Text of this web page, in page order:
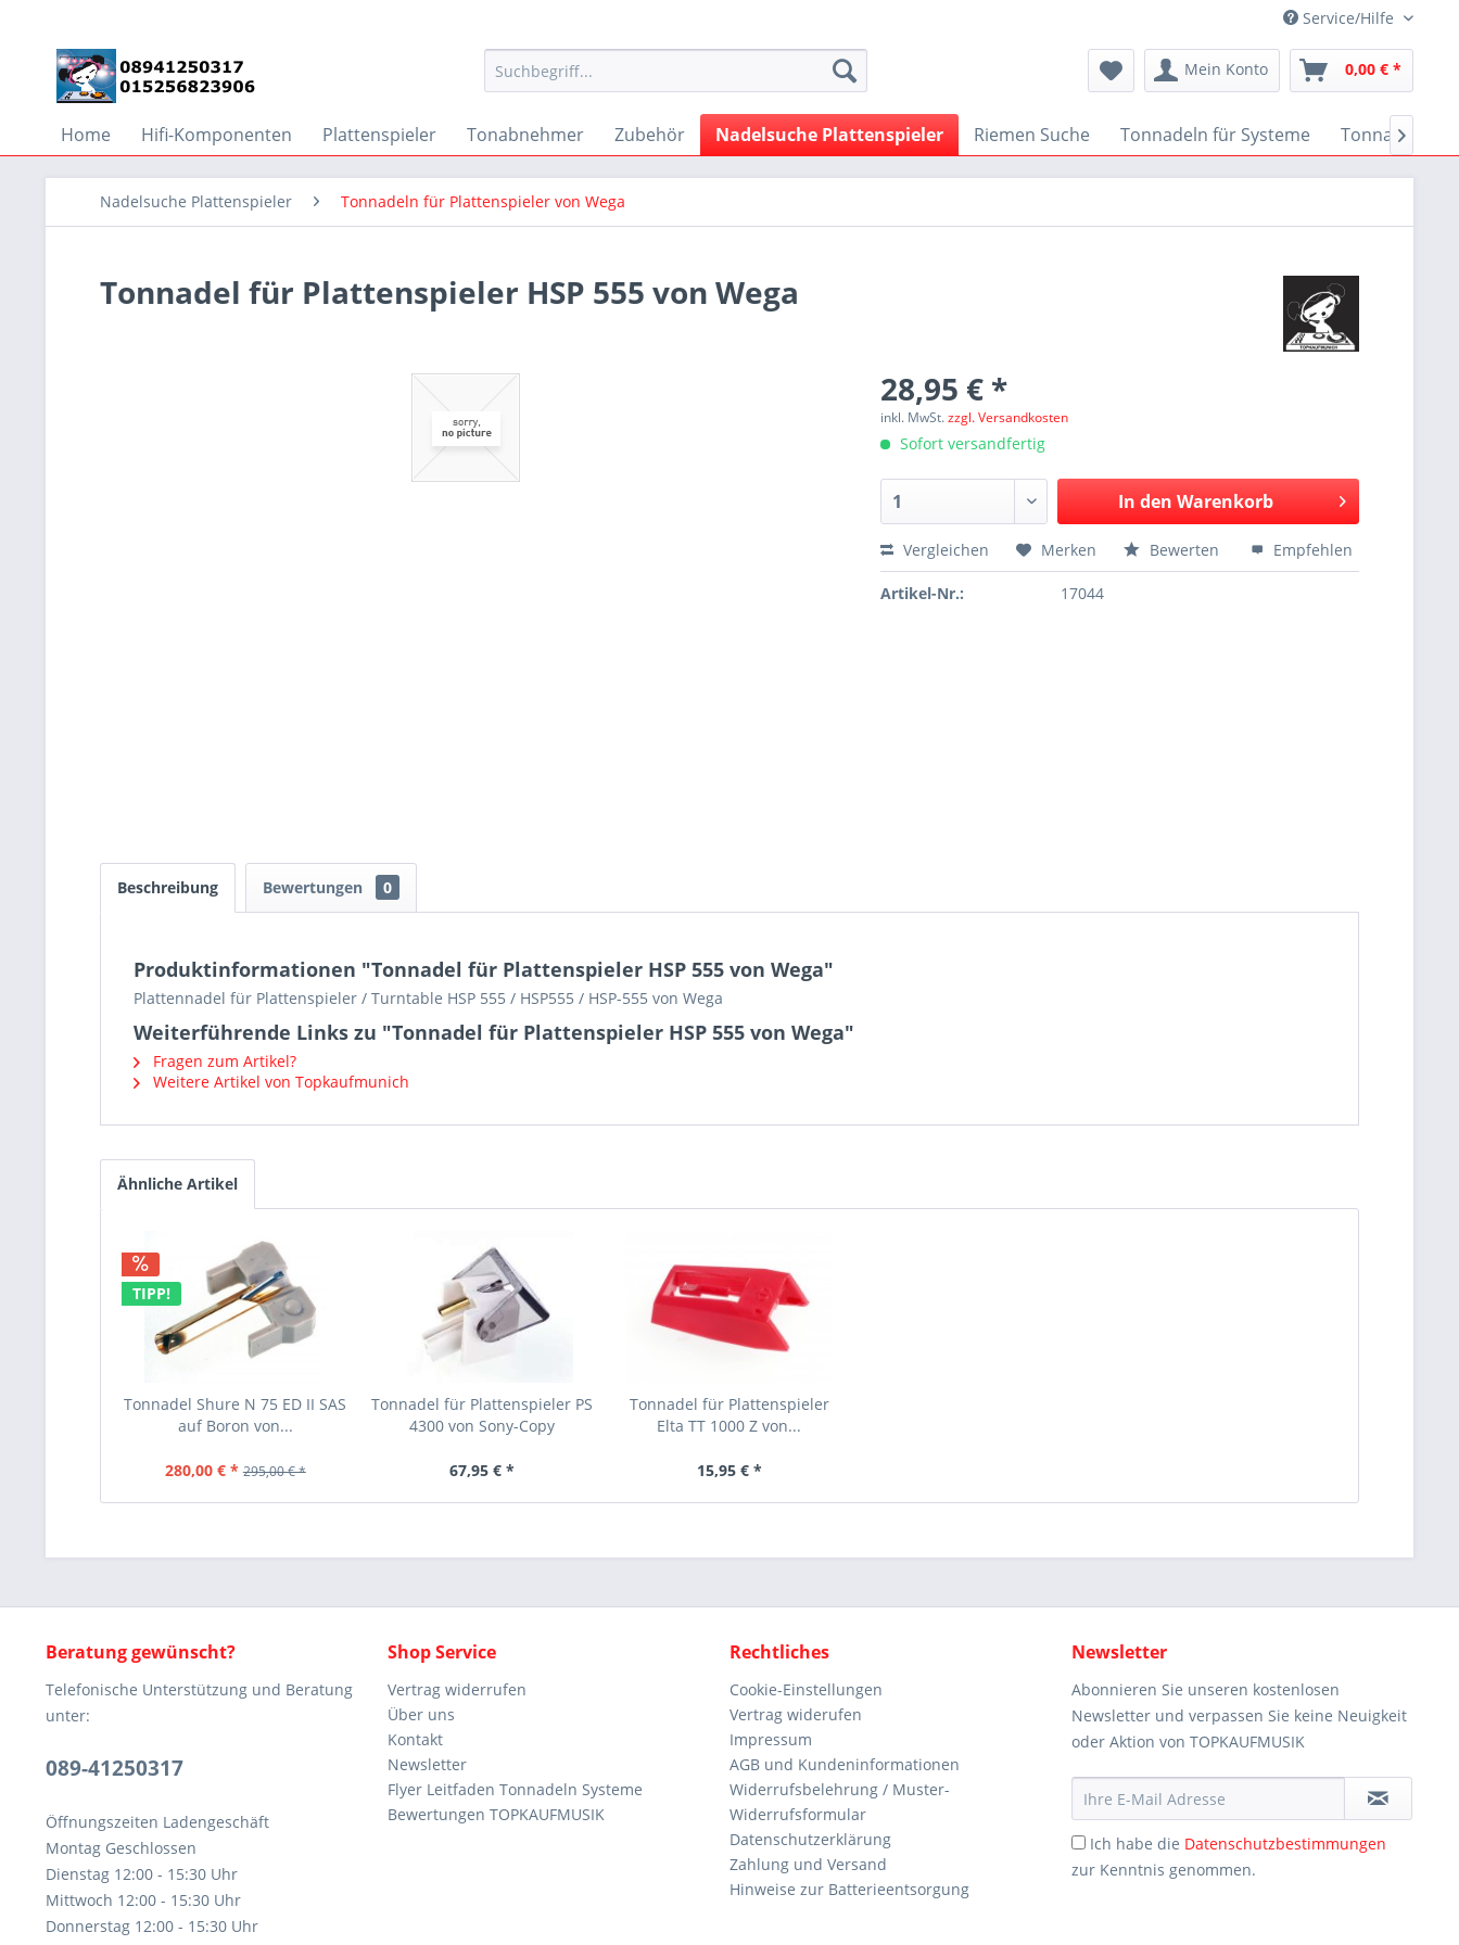
Service/Hilfe
Mein Konto 0,00 € *
Home Hifi-Komponenten Plattenspieler Tonabnehmer Zubehör Nadelsuche Plattenspieler Riemen Suche Tonnadeln für Systeme Tonnadeln

Nadelsuche Plattenspieler Tonnadeln für Plattenspieler von Wega
Tonnadel für Plattenspieler HSP 555 von Wega
28,95 € *
inkl. MwSt.zzgl. Versandkosten
Sofort versandfertig
In den Warenkorb
Vergleichen Merken Bewerten Empfehlen
Artikel-Nr.: 17044
Beschreibung Bewertungen 0
Produktinformationen "Tonnadel für Plattenspieler HSP 555 von Wega"
Plattennadel für Plattenspieler / Turntable HSP 555 / HSP555 / HSP-555 von Wega
Weiterführende Links zu "Tonnadel für Plattenspieler HSP 555 von Wega"
Fragen zum Artikel?
Weitere Artikel von Topkaufmunich
Ähnliche Artikel
TIPP!
Tonnadel Shure N 75 ED II SAS
auf Boron von...
280,00 € * 295,00 € *
Tonnadel für Plattenspieler PS
4300 von Sony-Copy
67,95 € *
Tonnadel für Plattenspieler
Elta TT 1000 Z von...
15,95 € *
Beratung gewünscht?
Telefonische Unterstützung und Beratung
unter:
089-41250317
Öffnungszeiten Ladengeschäft
Montag Geschlossen
Dienstag 12:00 - 15:30 Uhr
Mittwoch 12:00 - 15:30 Uhr
Donnerstag 12:00 - 15:30 Uhr
Shop Service
Vertrag widerrufen
Über uns
Kontakt
Newsletter
Flyer Leitfaden Tonnadeln Systeme
Bewertungen TOPKAUFMUSIK
Rechtliches
Cookie-Einstellungen
Vertrag widerufen
Impressum
AGB und Kundeninformationen
Widerrufsbelehrung / Muster-
Widerrufsformular
Datenschutzerklärung
Zahlung und Versand
Hinweise zur Batterieentsorgung
Newsletter
Abonnieren Sie unseren kostenlosen
Newsletter und verpassen Sie keine Neuigkeit
oder Aktion von TOPKAUFMUSIK
Ich habe die Datenschutzbestimmungen
zur Kenntnis genommen.